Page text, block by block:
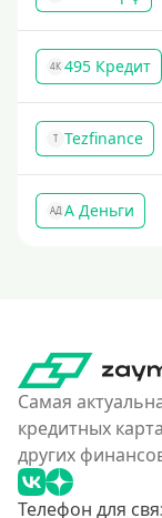
4К 495 Кредит
T Tezfinance
АД А Деньги
Самая
кредитных
других
Телефон для